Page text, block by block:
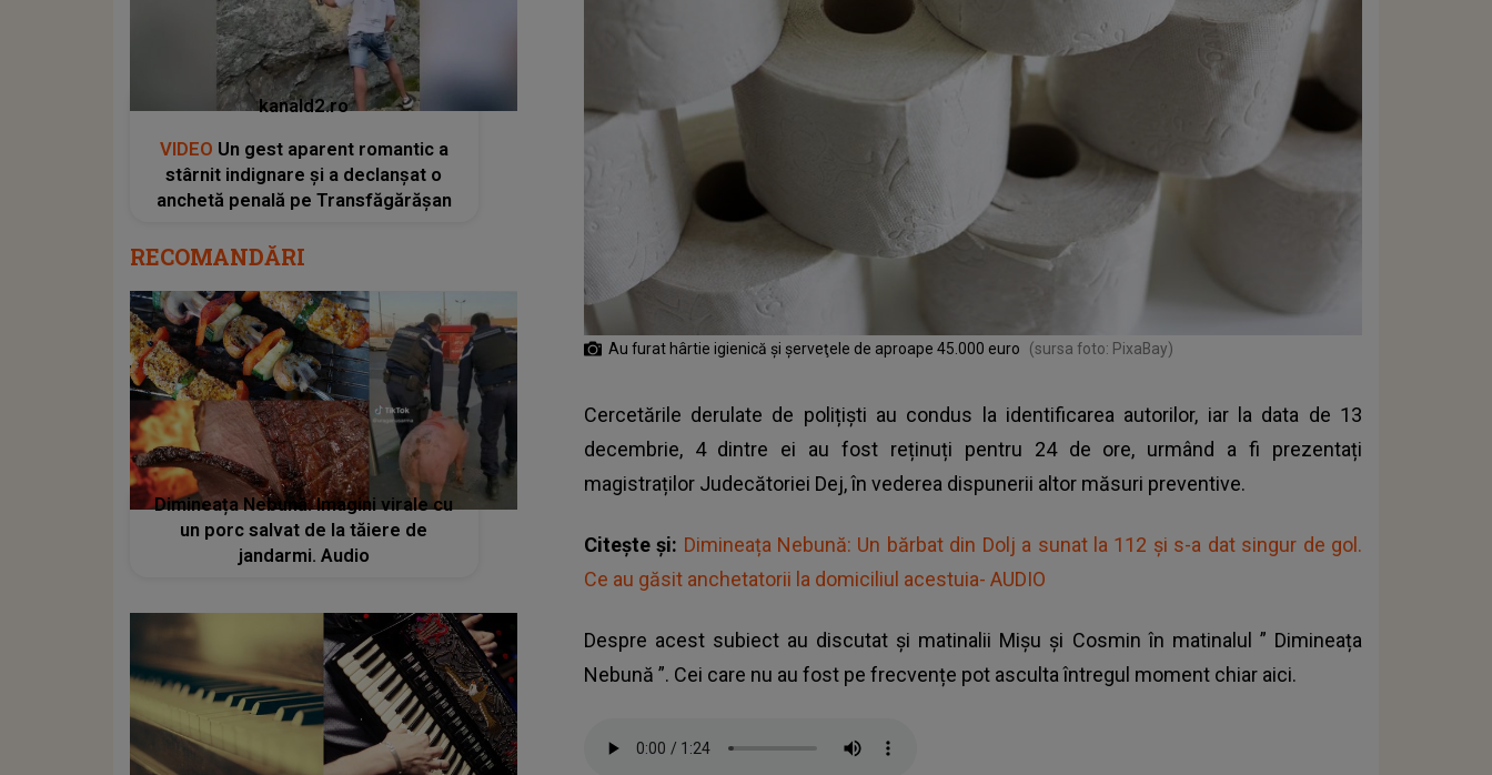
Au furat hârtie igienică şi şerveţele de aproape 45.000 euro (sursa foto: PixaBay)
Cercetările derulate de polițiști au condus la identificarea autorilor, iar la data de 13
decembrie, 4 dintre ei au fost reținuți pentru 24 de ore, urmând a fi prezentați
magistraților Judecătoriei Dej, în vederea dispunerii altor măsuri preventive.
Citește și: Dimineața Nebună: Un bărbat din Dolj a sunat la 112 și s-a dat singur de gol.
Ce au găsit anchetatorii la domiciliul acestuia- AUDIO
Despre acest subiect au discutat și matinalii Mișu și Cosmin în matinalul ” Dimineața
Nebună ”. Cei care nu au fost pe frecvențe pot asculta întregul moment chiar aici.
kanald2.ro
VIDEO Un gest aparent romantic a
stârnit indignare și a declanșat o
anchetă penală pe Transfăgărășan
RECOMANDĂRI
Dimineața Nebună. Imagini virale cu
un porc salvat de la tăiere de
jandarmi. Audio